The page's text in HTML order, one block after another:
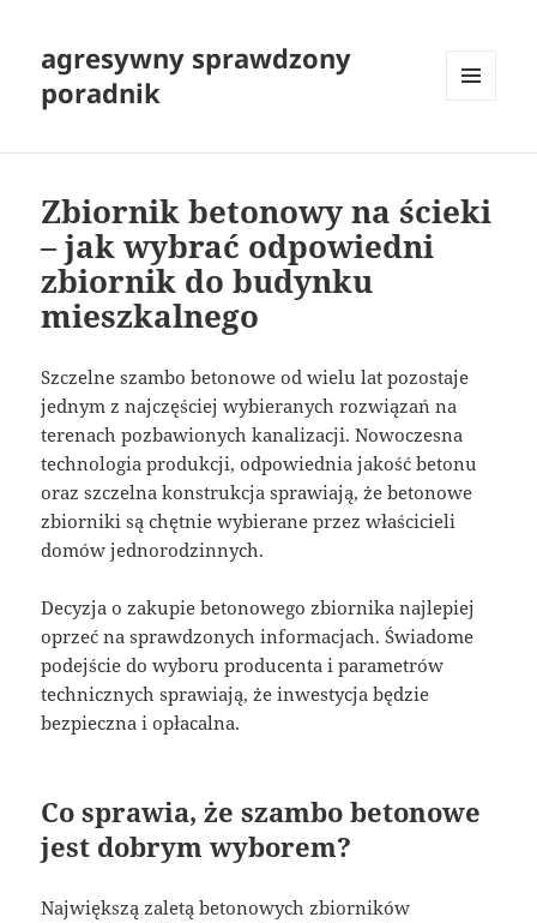
agresywny sprawdzony
poradnik
Zbiornik betonowy na ścieki
– jak wybrać odpowiedni
zbiornik do budynku
mieszkalnego
Szczelne szambo betonowe od wielu lat pozostaje
jednym z najczęściej wybieranych rozwiązań na
terenach pozbawionych kanalizacji. Nowoczesna
technologia produkcji, odpowiednia jakość betonu
oraz szczelna konstrukcja sprawiają, że betonowe
zbiorniki są chętnie wybierane przez właścicieli
domów jednorodzinnych.
Decyzja o zakupie betonowego zbiornika najlepiej
oprzeć na sprawdzonych informacjach. Świadome
podejście do wyboru producenta i parametrów
technicznych sprawiają, że inwestycja będzie
bezpieczna i opłacalna.
Co sprawia, że szambo betonowe
jest dobrym wyborem?
Największą zaletą betonowych zbiorników